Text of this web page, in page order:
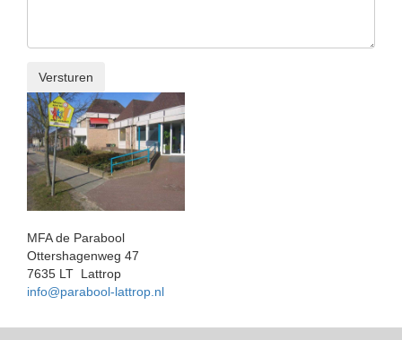
MFA de Parabool
Ottershagenweg 47
7635 LT Lattrop
info@parabool-lattrop.nl